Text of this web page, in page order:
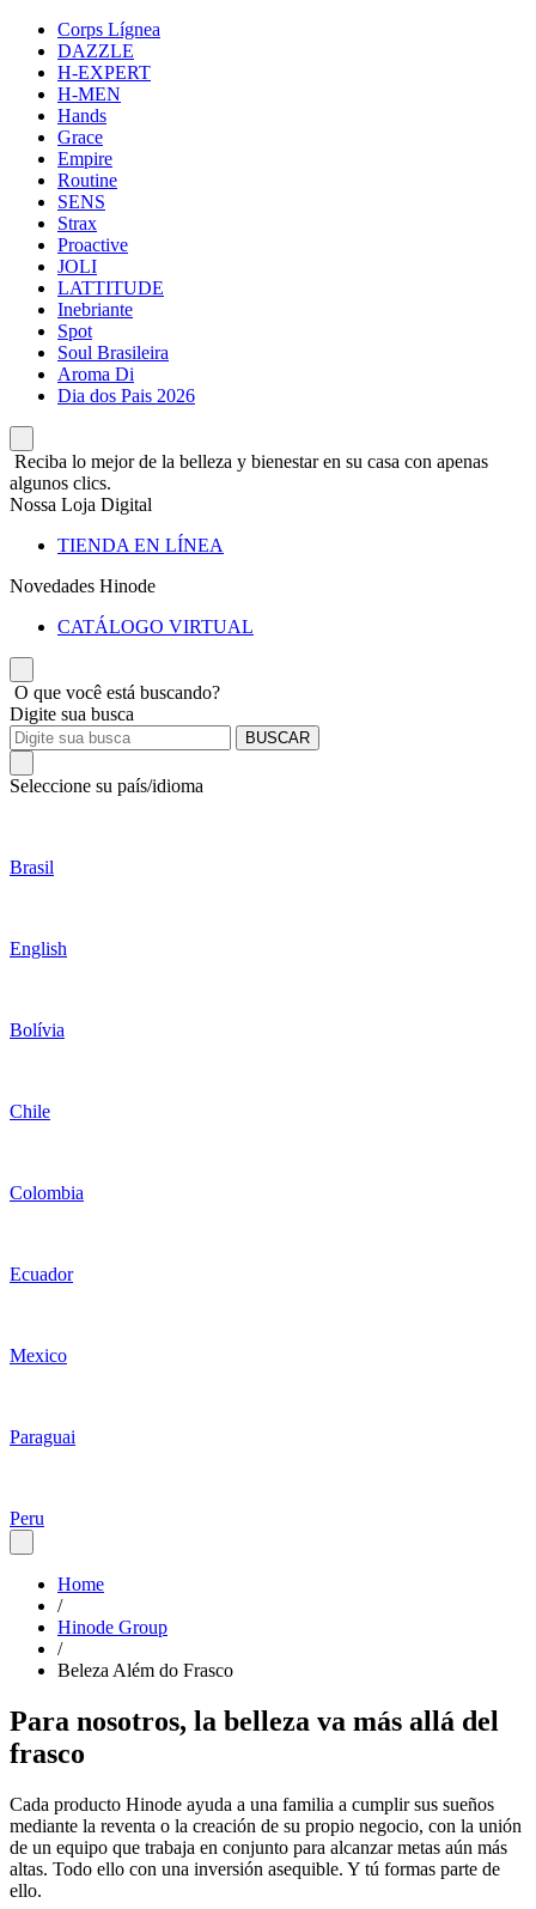
Corps Lígnea
DAZZLE
H-EXPERT
H-MEN
Hands
Grace
Empire
Routine
SENS
Strax
Proactive
JOLI
LATTITUDE
Inebriante
Spot
Soul Brasileira
Aroma Di
Dia dos Pais 2026
Reciba lo mejor de la belleza y bienestar en su casa con apenas
algunos clics.
Nossa Loja Digital
TIENDA EN LÍNEA
Novedades Hinode
CATÁLOGO VIRTUAL
O que você está buscando?
Digite sua busca
BUSCAR
Seleccione su país/idioma
Brasil
English
Bolívia
Chile
Colombia
Ecuador
Mexico
Paraguai
Peru
Home
/
Hinode Group
/
Beleza Além do Frasco
Para nosotros, la belleza va más allá del
frasco
Cada producto Hinode ayuda a una familia a cumplir sus sueños
mediante la reventa o la creación de su propio negocio, con la unión
de un equipo que trabaja en conjunto para alcanzar metas aún más
altas. Todo ello con una inversión asequible. Y tú formas parte de
ello.